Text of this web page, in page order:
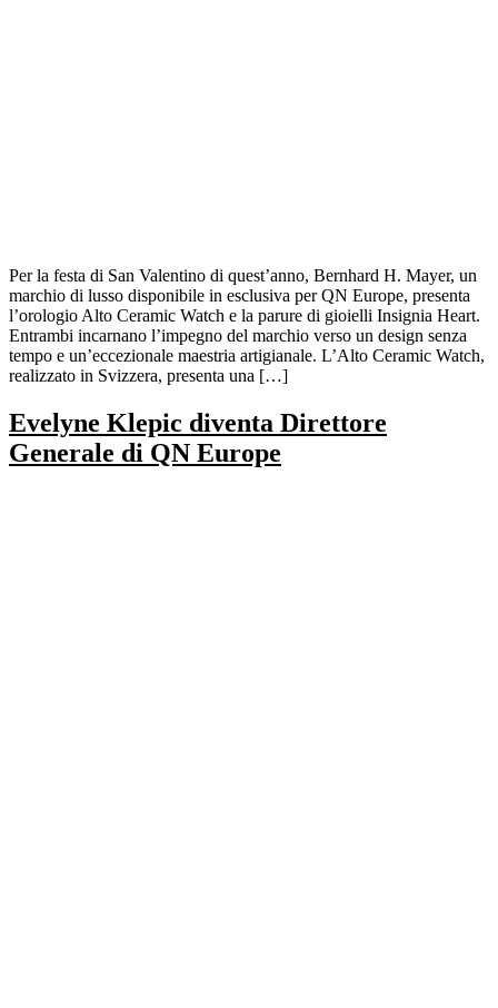
Per la festa di San Valentino di quest’anno, Bernhard H. Mayer, un
marchio di lusso disponibile in esclusiva per QN Europe, presenta
l’orologio Alto Ceramic Watch e la parure di gioielli Insignia Heart.
Entrambi incarnano l’impegno del marchio verso un design senza
tempo e un’eccezionale maestria artigianale. L’Alto Ceramic Watch,
realizzato in Svizzera, presenta una […]
Evelyne Klepic diventa Direttore
Generale di QN Europe